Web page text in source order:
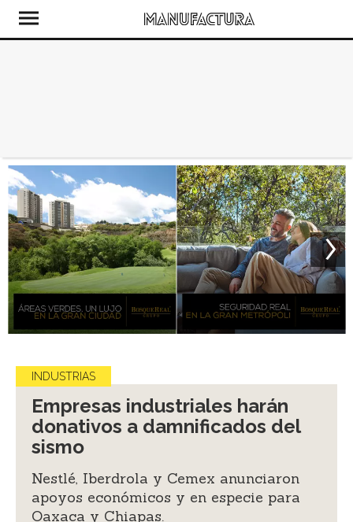
INDUSTRIAS
Empresas industriales harán
donativos a damnificados del
sismo
Nestlé, Iberdrola y Cemex anunciaron
apoyos económicos y en especie para
Oaxaca y Chiapas.